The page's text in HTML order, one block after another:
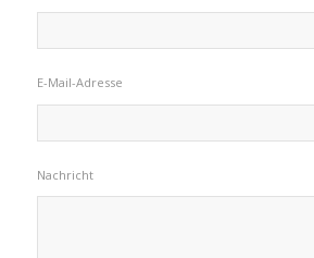
E-Mail-Adresse
Nachricht